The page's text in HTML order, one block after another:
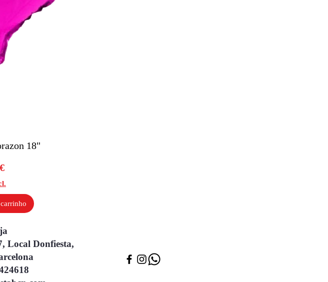
rápida 18"
Local Donfiesta,